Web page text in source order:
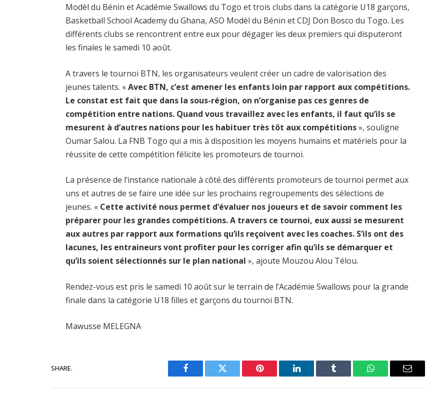
Modèl du Bénin et Académie Swallows du Togo et trois clubs dans la catégorie U18 garçons,
Basketball School Academy du Ghana, ASO Modèl du Bénin et CDJ Don Bosco du Togo. Les
différents clubs se rencontrent entre eux pour dégager les deux premiers qui disputeront
les finales le samedi 10 août.
A travers le tournoi BTN, les organisateurs veulent créer un cadre de valorisation des
jeunes talents. «Avec BTN, c’est amener les enfants loin par rapport aux compétitions.
Le constat est fait que dans la sous-région, on n’organise pas ces genres de
compétition entre nations. Quand vous travaillez avec les enfants, il faut qu’ils se
mesurent à d’autres nations pour les habituer très tôt aux compétitions», souligne
Oumar Salou. La FNB Togo qui a mis à disposition les moyens humains et matériels pour la
réussite de cette compétition félicite les promoteurs de tournoi.
La présence de l’instance nationale à côté des différents promoteurs de tournoi permet aux
uns et autres de se faire une idée sur les prochains regroupements des sélections de
jeunes. « Cette activité nous permet d’évaluer nos joueurs et de savoir comment les
préparer pour les grandes compétitions. A travers ce tournoi, eux aussi se mesurent
aux autres par rapport aux formations qu’ils reçoivent avec les coaches. S’ils ont des
lacunes, les entraineurs vont profiter pour les corriger afin qu’ils se démarquer et
qu’ils soient sélectionnés sur le plan national», ajoute Mouzou Alou Télou.
Rendez-vous est pris le samedi 10 août sur le terrain de l’Académie Swallows pour la grande
finale dans la catégorie U18 filles et garçons du tournoi BTN.
Mawusse MELEGNA
SHARE.
Facebook Twitter Pinterest LinkedIn Tumblr WhatsAppEmail